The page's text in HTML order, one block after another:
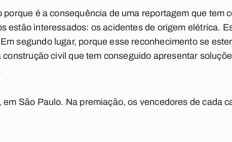
é a consequência de uma reportagem que tem
estão interessados: os acidentes de origem elétrica.
segundo lugar, porque esse reconhecimento se
civil que tem conseguido apresentar
São Paulo. Na premiação, os vencedores de cada